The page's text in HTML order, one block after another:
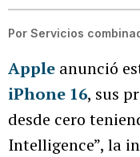
Por Servicios
Apple anunció
iPhone 16, sus
desde cero
Intelligence”, la